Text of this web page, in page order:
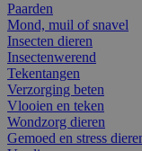
Paarden
Mond, muil of snavel
Insecten dieren
Insectenwerend
Tekentangen
Verzorging beten
Vlooien en teken
Wondzorg dieren
Gemoed en stress